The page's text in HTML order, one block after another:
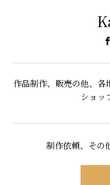
作品制作、販売の他、各
ショッ
制作依頼、その